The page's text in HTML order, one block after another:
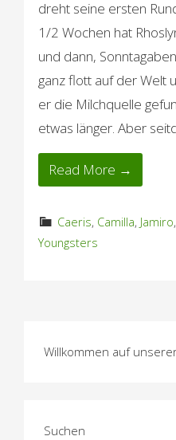
dreht seine ersten
1/2 Wochen hat
und dann,
ganz flott auf der Welt
er die Milchquelle
etwas länger. Aber
Read More →
Caeris, Camilla, Jamiro,
Youngsters
Willkommen auf
Suchen